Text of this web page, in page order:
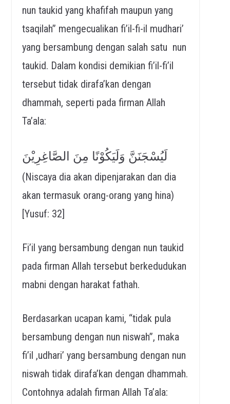
nun taukid yang khafifah maupun yang
tsaqilah” mengecualikan fi’il-fi-il mudhari’
yang bersambung dengan salah satu nun
taukid. Dalam kondisi demikian fi’il-fi’il
tersebut tidak dirafa’kan dengan
dhammah, seperti pada firman Allah
Ta’ala:
لَيُسْجَنَنَّ وَلَيَكُوْنًا مِنَ الصَّاغِرِيْنَ
(Niscaya dia akan dipenjarakan dan dia
akan termasuk orang-orang yang hina)
[Yusuf: 32]
Fi’il yang bersambung dengan nun taukid
pada firman Allah tersebut berkedudukan
mabni dengan harakat fathah.
Berdasarkan ucapan kami, “tidak pula
bersambung dengan nun niswah”, maka
fi’il ,udhari’ yang bersambung dengan nun
niswah tidak dirafa’kan dengan dhammah.
Contohnya adalah firman Allah Ta’ala: